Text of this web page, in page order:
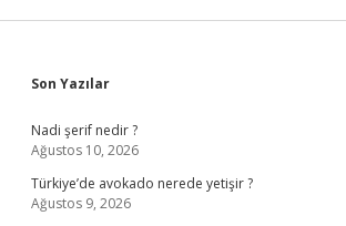
Sidebar
Son Yazılar
Nadi şerif nedir ?
Ağustos 10, 2026
Türkiye’de avokado nerede yetişir ?
Ağustos 9, 2026